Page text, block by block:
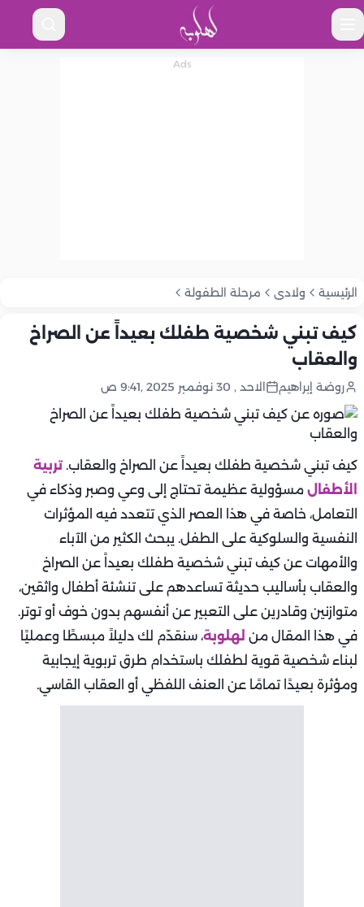
الرئيسية ولادى مرحلة الطفولة
كيف تبني شخصية طفلك بعيداً عن الصراخ
والعقاب
روضة إبراهيم الاحد , 30 نوفمبر 2025 ,9:41 ص
كيف تبني شخصية طفلك بعيداً عن الصراخ والعقاب. تربية
الأطفال مسؤولية عظيمة تحتاج إلى وعي وصبر وذكاء في
التعامل، خاصة في هذا العصر الذي تتعدد فيه المؤثرات
النفسية والسلوكية على الطفل. يبحث الكثير من الآباء
والأمهات عن كيف تبني شخصية طفلك بعيداً عن الصراخ
والعقاب بأساليب حديثة تساعدهم على تنشئة أطفال واثقين،
متوازنين وقادرين على التعبير عن أنفسهم بدون خوف أو توتر.
في هذا المقال من لهلوبة، سنقدّم لك دليلاً مبسطًا وعمليًا
لبناء شخصية قوية لطفلك باستخدام طرق تربوية إيجابية
ومؤثرة بعيدًا تمامًا عن العنف اللفظي أو العقاب القاسي.